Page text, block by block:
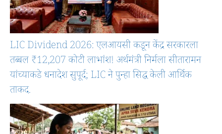
LIC Dividend 2026: एलआयसी कडून केंद्र सरकारला
तब्बल ₹12,207 कोटी लाभांश! अर्थमंत्री निर्मला सीतारामन
यांच्याकडे धनादेश सुपूर्द; LIC ने पुन्हा सिद्ध केली आर्थिक
ताकद.